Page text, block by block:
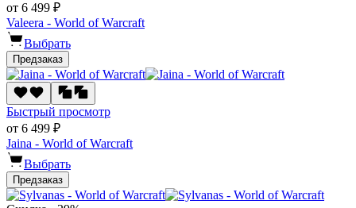
от 6 499 ₽
Valeera - World of Warcraft
Выбрать
Предзаказ
Быстрый просмотр
от 6 499 ₽
Jaina - World of Warcraft
Выбрать
Предзаказ